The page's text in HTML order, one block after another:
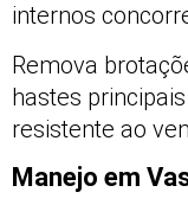
internos
Remova
hastes
resistente ao
Manejo em